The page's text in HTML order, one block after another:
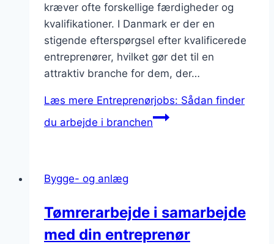
kræver ofte forskellige færdigheder og
kvalifikationer. I Danmark er der en
stigende efterspørgsel efter kvalificerede
entreprenører, hvilket gør det til en
attraktiv branche for dem, der…
Læs mere Entreprenørjobs: Sådan finder
du arbejde i branchen
Bygge- og anlæg
Tømrerarbejde i samarbejde
med din entreprenør